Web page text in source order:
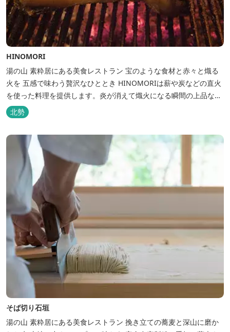
HINOMORI
湯の山 素粋居にある美食レストラン 宝のような食材と赤々と熾る
火を 五感で味わう贅沢なひととき HINOMORIは薪や炭などの直火
を使った料理を提供します。炎が消えて熾火になる瞬間の上品な香
りを海産物にまとわせたり、熟成させた上質な牛肉を塊でじっくり
とローストしたり。炎が生み出す味わいの繊細さと豪快さをコース
島竜司。探...
北勢
そば切り石垣
湯の山 素粋居にある美食レストラン 挽き立ての蕎麦と深山に磨か